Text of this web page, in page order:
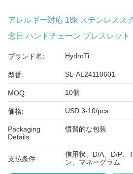
アレルギー対応 18k ステンレスス
念日 ハンドチェーン ブレスレット
ブランド名: HydroTi
型番: SL-AL24110601
MOQ: 10個
価格: USD 3-10/pcs
Packaging
Details:
慣習的な包装
支払条件:
信用状、D/A、D/P、
ン、マネーグラム